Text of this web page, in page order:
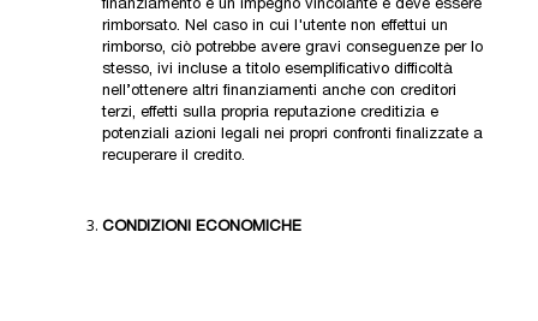
finanziamento è un impegno vincolante e deve essere
rimborsato. Nel caso in cui l'utente non effettui un
rimborso, ciò potrebbe avere gravi conseguenze per lo
stesso, ivi incluse a titolo esemplificativo difficoltà
nell’ottenere altri finanziamenti anche con creditori
terzi, effetti sulla propria reputazione creditizia e
potenziali azioni legali nei propri confronti finalizzate a
recuperare il credito.
CONDIZIONI ECONOMICHE